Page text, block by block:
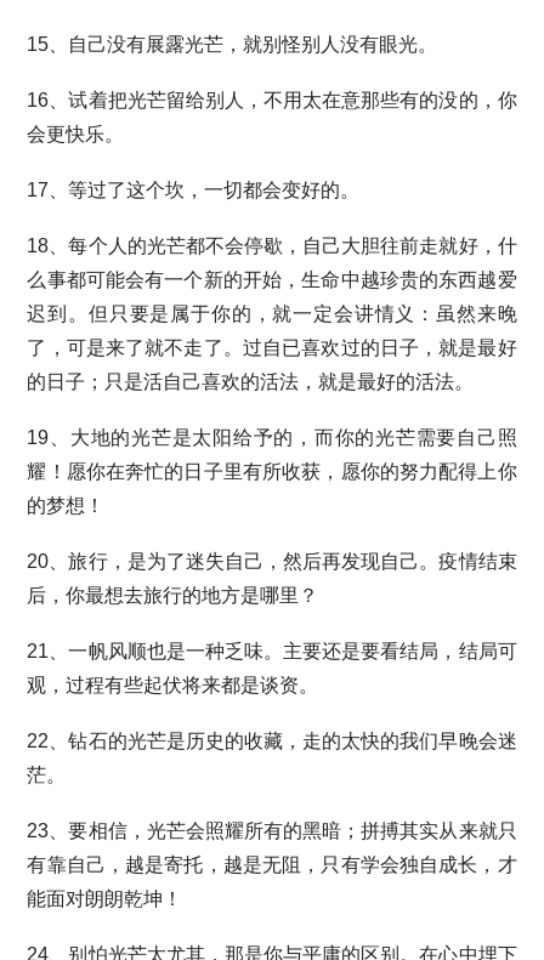
15、自己没有展露光芒，就别怪别人没有眼光。
16、试着把光芒留给别人，不用太在意那些有的没的，你
会更快乐。
17、等过了这个坎，一切都会变好的。
18、每个人的光芒都不会停歇，自己大胆往前走就好，什
么事都可能会有一个新的开始，生命中越珍贵的东西越爱
迟到。但只要是属于你的，就一定会讲情义：虽然来晚
了，可是来了就不走了。过自已喜欢过的日子，就是最好
的日子；只是活自己喜欢的活法，就是最好的活法。
19、大地的光芒是太阳给予的，而你的光芒需要自己照
耀！愿你在奔忙的日子里有所收获，愿你的努力配得上你
的梦想！
20、旅行，是为了迷失自己，然后再发现自己。疫情结束
后，你最想去旅行的地方是哪里？
21、一帆风顺也是一种乏味。主要还是要看结局，结局可
观，过程有些起伏将来都是谈资。
22、钻石的光芒是历史的收藏，走的太快的我们早晚会迷
茫。
23、要相信，光芒会照耀所有的黑暗；拼搏其实从来就只
有靠自己，越是寄托，越是无阻，只有学会独自成长，才
能面对朗朗乾坤！
24、别怕光芒太尤其，那是你与平庸的区别。在心中埋下